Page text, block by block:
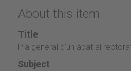
About this item
Title
Pla general d'un àpat al
Subject